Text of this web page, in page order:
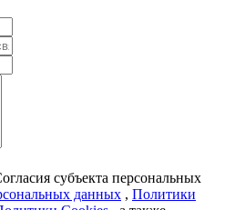
субъекта персональных
данных , Политики